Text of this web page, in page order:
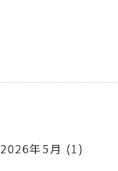
2026年5月 (1)